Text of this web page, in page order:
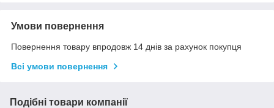
Умови повернення
Повернення товару впродовж 14 днів за рахунок покупця
Всі умови повернення
Подібні товари компанії